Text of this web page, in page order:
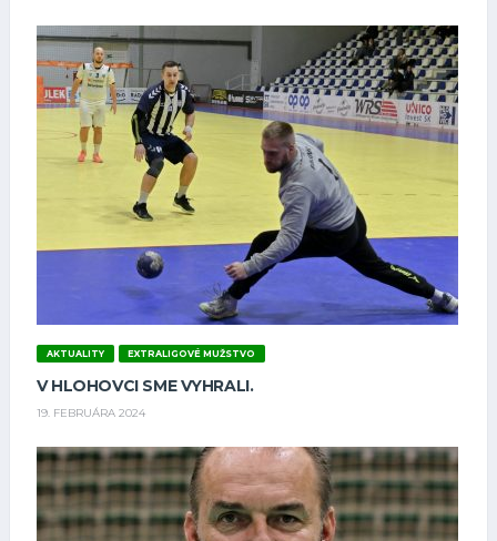
AKTUALITY EXTRALIGOVÉ MUŽSTVO
V HLOHOVCI SME VYHRALI.
19. FEBRUÁRA 2024